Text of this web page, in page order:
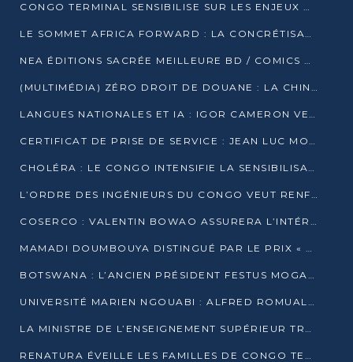
CONGO TERMINAL SENSIBILISE SUR LES ENJEUX DE LA SANTÉ MENTALE EN
LE SOMMET AFRICA FORWARD : LA CONCRÉTISATION DE PARTENARIATS ÉQUILIBRÉS ET TOURNÉS VERS L’AVENIR ENTRE LE CONTINENT AFRICAIN ET LA FRANCE
NEA ÉDITIONS SACRÉE MEILLEURE BD / COMICS D’AFRIQUE AU KENYA
(MULTIMÉDIA) ZÉRO DROIT DE DOUANE : LA CHINE ET L’AFRIQUE VERS UNE PROXIMITÉ SANS PRÉCÉDENT (PAPIER GÉNÉRAL)
LANGUES NATIONALES ET IA : IGOR CAMERON VEUT ARRIMER LA STRATÉGIE IA À LA LOI SUR LA RECHERCHE
CERTIFICAT DE PRISE DE SERVICE : JEAN LUC MOUTHOU DÉMENT UNE « FAKE NEWS »
CHOLÉRA : LE CONGO INTENSIFIE LA SENSIBILISATION AU MARCHÉ DE TALANGAÏ
L’ORDRE DES INGÉNIEURS DU CONGO VEUT RENFORCER L’ÉTHIQUE ET LA CRÉDIBILITÉ DE LA PROFESSION
COSERCO : VALENTIN BOWAO ASSURERA L’INTÉRIM À LA TÊTE DU BUREAU EXÉCUTIF NATIONAL
MAMADI DOUMBOUYA DISTINGUÉ PAR LE PRIX « SUPER GRAND BÂTISSEUR BABACAR N’DIAYE »
BOTSWANA : L’ANCIEN PRÉSIDENT FESTUS MOGAE EST MORT À 86 ANS
UNIVERSITÉ MARIEN NGOUABI : ALFRED ROMUALD NGUYA POATY SOUTIENT UNE THÈSE SUR LE PARADOXE DE LA CROISSANCE EN ZONE CEMAC
LA MINISTRE DE L’ENSEIGNEMENT SUPÉRIEUR TRACE SA FEUILLE DE ROUTE
RENATURA ÉVEILLE LES FAMILLES DE CONGO TERMINAL À LA PROTECTION DE L’ENVIRONNEMENT